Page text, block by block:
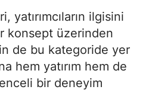
yatırımcıların ilgisini
konsept üzerinden
de bu kategoride yer
hem yatırım hem de
bir deneyim